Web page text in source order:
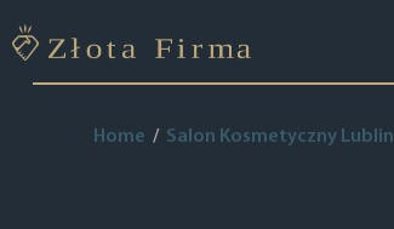
Home Salon Kosmetyczny Lublin